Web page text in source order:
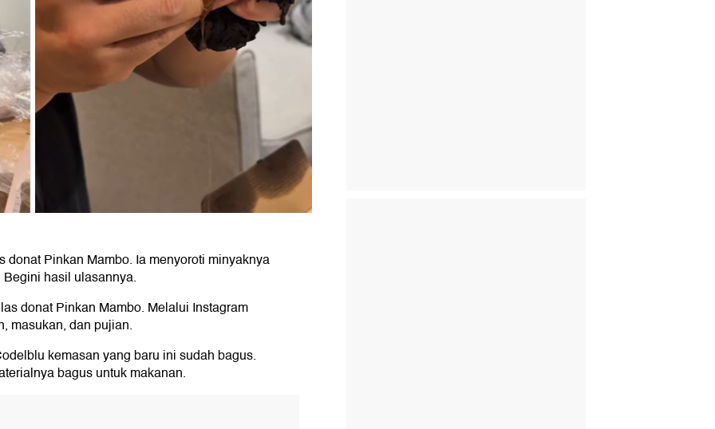
Pinkan Mambo. Ia menyoroti minyaknya
hasil ulasannya.
donat Pinkan Mambo. Melalui Instagram
masukan, dan pujian.
kemasan yang baru ini sudah bagus.
bagus untuk makanan.